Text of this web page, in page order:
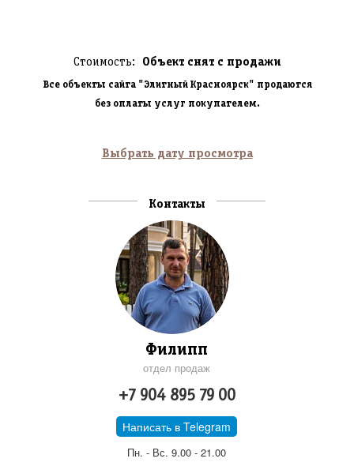
Стоимость: Объект снят с продажи
Все объекты сайта "Элитный Красноярск" продаются
без оплаты услуг покупателем.
Выбрать дату просмотра
Контакты
Филипп
отдел продаж
+7 904 895 79 00
Написать в Telegram
Пн. - Вс. 9.00 - 21.00